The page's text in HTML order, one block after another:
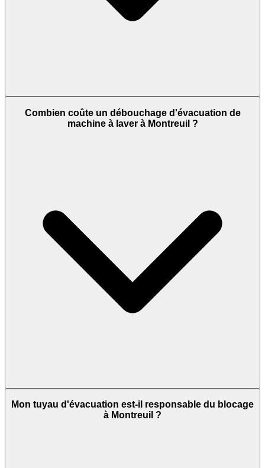
Combien coûte un débouchage d'évacuation de
machine à laver à Montreuil ?
Mon tuyau d'évacuation est-il responsable du blocage
à Montreuil ?